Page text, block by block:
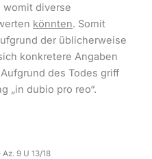
womit diverse
könnten. Somit
der üblicherweise
konkretere Angaben
des Todes griff
„in dubio pro reo“.
9 U 13/18